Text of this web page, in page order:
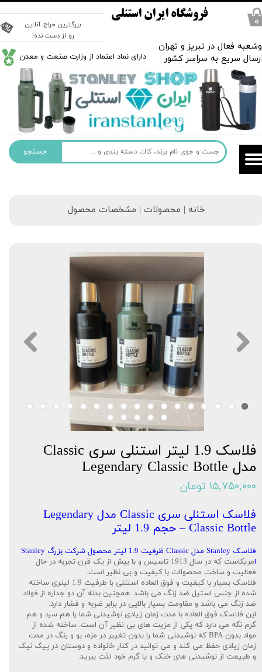
جستجو
بزرگترین حراج آنلاین
رو از دست نده!
۰
​دارای نماد اعتماد از وزارت صنعت و معدن
فروشگاه ایران استنلی
فعال در تبریز و تهران
سریع به سراسر کشور
خانه | محصولات | مشخصات محصول
فلاسک 1.9 لیتر استنلی سری Classic
مدل Legendary Classic Bottle
۱۵,۷۵۰,۰۰۰ تومان
فلاسک استنلی سری Classic مدل Legendary
Classic Bottle – حجم 1.9 لیتر
فلاسک Stanley مدل Classic ظرفیت 1.9 لیتر محصول شرکت بزرگ Stanley
ا
مریکاست که در سال 1913 تاسیس و با بیش از یک قرن تجربه در حال
فعالیت و ساخت محصولات با کیفیت و بی نظیر است.
فلاسک بسیار با کیفیت و فوق العاده استنلی با طرفیت 1.9 لیتری ساخته
شده از جنس استیل ضد زنگ می باشد. همچنین بدنه آن دو جداره از فولاد
ضد زنگ می باشد و مقاومت بسیار بالایی در برابر ضربه و فشار دارد.
این فلاسک فوق العاده با مدت زمان زیادی نوشیدنی شما را هم سرد و هم
گرم نگه می دارد که یکی از مزیت های بی نظیر آن است. ساخته شده از
مواد بدون BPA که نوشیدنی شما را بدون تغییر در مزه، بو و رنگ در مدت
زمان زیادی حفظ می کند و می توانید در کنار خانواده و دوستان در پیک نیک
و طبیعت از نوشیدنی های خنک و یا گرم خود لذت ببرید.